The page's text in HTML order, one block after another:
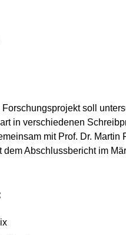
Forschungsprojekt soll
in verschiedenen
mit Prof. Dr. Martin
dem Abschlussbericht im